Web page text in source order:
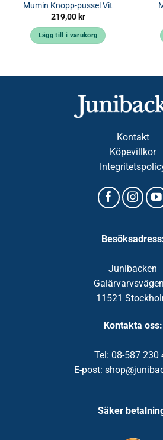
Mumin Knopp-pussel Vit
219,00 kr
Lägg till i varukorg
Kontakt
Köpevillkor
Junibacken
11521
Kontakta oss:
Tel: 08-587 230
E-post:
Säker